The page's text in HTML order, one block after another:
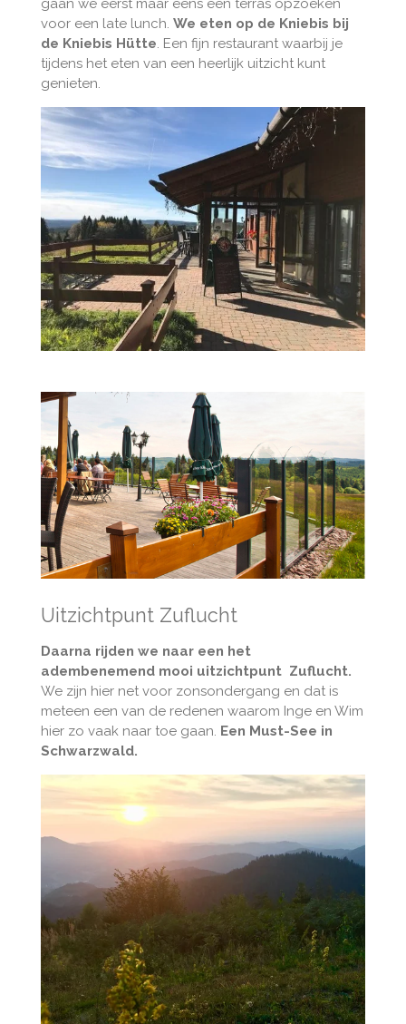
gaan we eerst maar eens een terras opzoeken
voor een late lunch. We eten op de Kniebis bij
de Kniebis Hütte. Een fijn restaurant waarbij je
tijdens het eten van een heerlijk uitzicht kunt
genieten.
Uitzichtpunt Zuflucht
Daarna rijden we naar een het
adembenemend mooi uitzichtpunt Zuflucht.
We zijn hier net voor zonsondergang en dat is
meteen een van de redenen waarom Inge en Wim
hier zo vaak naar toe gaan. Een Must-See in
Schwarzwald.